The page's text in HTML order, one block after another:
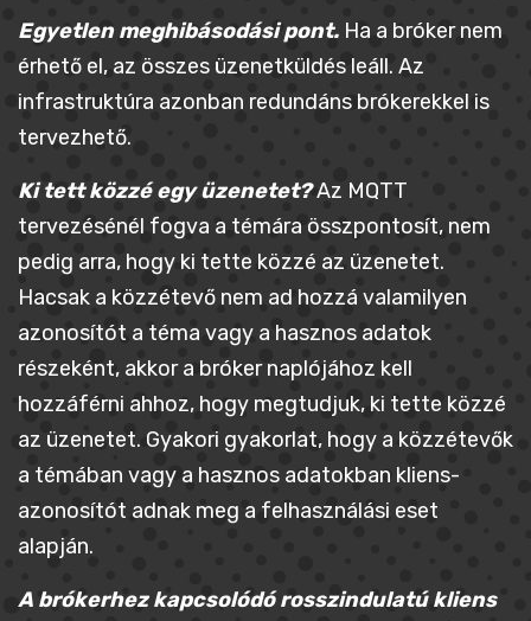
Egyetlen meghibásodási pont. Ha a bróker nem
érhető el, az összes üzenetküldés leáll. Az
infrastruktúra azonban redundáns brókerekkel is
tervezhető.
Ki tett közzé egy üzenetet?Az MQTT
tervezésénél fogva a témára összpontosít, nem
pedig arra, hogy ki tette közzé az üzenetet.
Hacsak a közzétevő nem ad hozzá valamilyen
azonosítót a téma vagy a hasznos adatok
részeként, akkor a bróker naplójához kell
hozzáférni ahhoz, hogy megtudjuk, ki tette közzé
az üzenetet. Gyakori gyakorlat, hogy a közzétevők
a témában vagy a hasznos adatokban kliens-
azonosítót adnak meg a felhasználási eset
alapján.
A brókerhez kapcsolódó rosszindulatú kliens